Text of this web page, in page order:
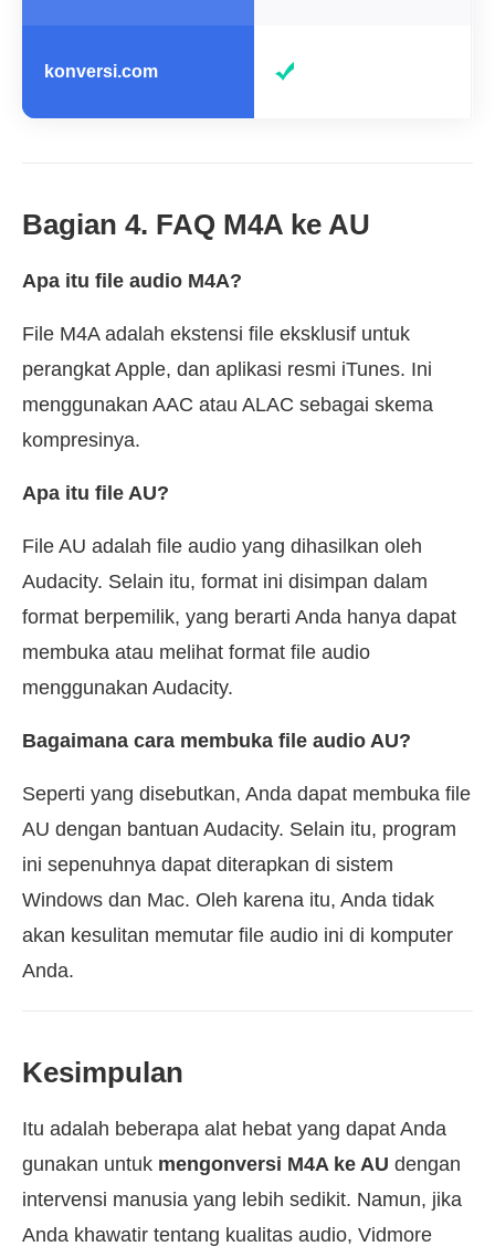
konversi.com
Bagian 4. FAQ M4A ke AU
Apa itu file audio M4A?
File M4A adalah ekstensi file eksklusif untuk
perangkat Apple, dan aplikasi resmi iTunes. Ini
menggunakan AAC atau ALAC sebagai skema
kompresinya.
Apa itu file AU?
File AU adalah file audio yang dihasilkan oleh
Audacity. Selain itu, format ini disimpan dalam
format berpemilik, yang berarti Anda hanya dapat
membuka atau melihat format file audio
menggunakan Audacity.
Bagaimana cara membuka file audio AU?
Seperti yang disebutkan, Anda dapat membuka file
AU dengan bantuan Audacity. Selain itu, program
ini sepenuhnya dapat diterapkan di sistem
Windows dan Mac. Oleh karena itu, Anda tidak
akan kesulitan memutar file audio ini di komputer
Anda.
Kesimpulan
Itu adalah beberapa alat hebat yang dapat Anda
gunakan untuk mengonversi M4A ke AU dengan
intervensi manusia yang lebih sedikit. Namun, jika
Anda khawatir tentang kualitas audio, Vidmore